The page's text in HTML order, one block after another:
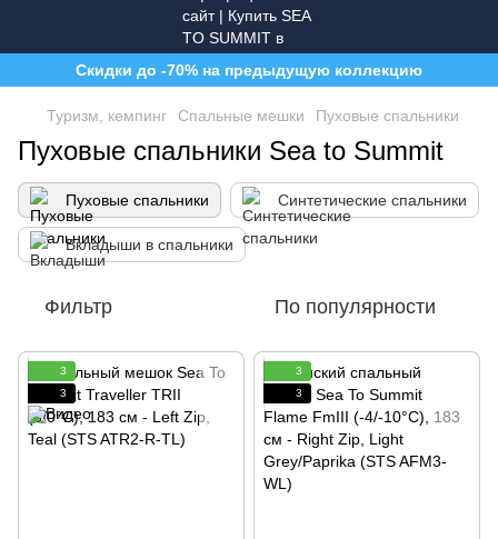
Скидки до -70% на предыдущую коллекцию
Туризм, кемпинг Спальные мешки Пуховые спальники
Пуховые спальники Sea to Summit
Пуховые спальники Синтетические спальники
Вкладыши в спальники
Фильтр По популярности
3
3
3
3